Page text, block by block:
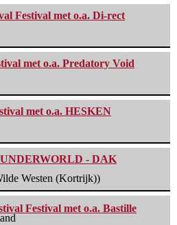
Festival met o.a. Di-rect
met o.a. Predatory Void
met o.a. HESKEN
- DAK
Westen (Kortrijk))
Festival met o.a. Bastille